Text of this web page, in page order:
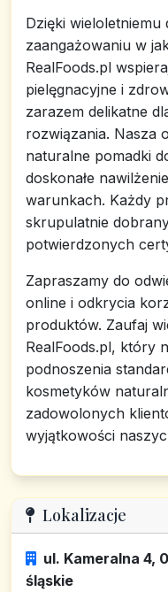
Dzięki wieloletniemu
zaangażowaniu w
RealFoods.pl
pielęgnacyjne i
zarazem delikatne
rozwiązania. Nasza
naturalne pomadki
doskonałe
warunkach. Każdy
skrupulatnie
potwierdzonych
Zapraszamy do
online i odkrycia
produktów. Zaufaj
RealFoods.pl, który
podnoszenia
kosmetyków
zadowolonych
wyjątkowości
Lokalizacje
ul. Kameralna 4,
śląskie